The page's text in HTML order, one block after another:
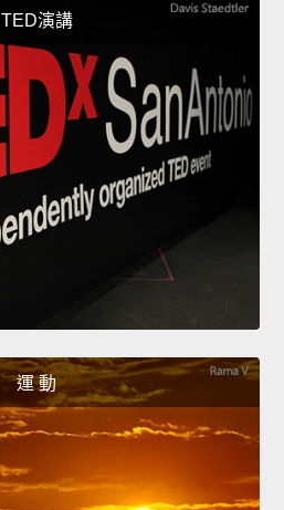
TED演講
運 動